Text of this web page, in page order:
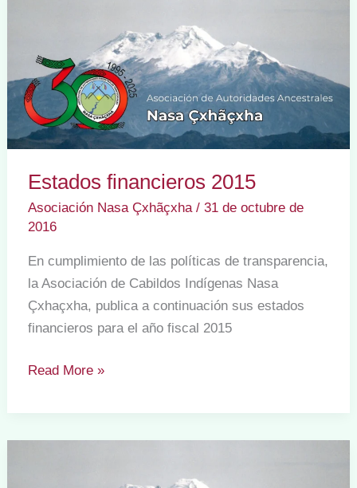
Estados financieros 2015
Asociación Nasa Çxhãçxha/ 31 de octubre de
2016
En cumplimiento de las políticas de transparencia,
la Asociación de Cabildos Indígenas Nasa
Çxhaçxha, publica a continuación sus estados
financieros para el año fiscal 2015
Estados
2015
Read More »